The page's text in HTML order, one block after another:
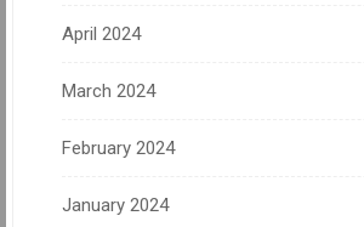
April 2024
March 2024
February 2024
January 2024